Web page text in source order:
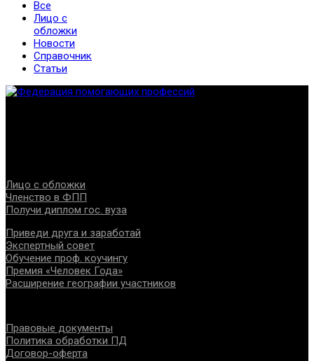
Все
Лицо с
обложки
Новости
Справочник
Статьи
Лицо с обложки
Членство в ФПП
Получи диплом гос. вуза
Приведи друга и заработай
Экспертный совет
Обучение проф. коучингу
Премия «Человек Года»
Расширение географии участников
Правовые документы
Политика обработки ПД
Договор-оферта